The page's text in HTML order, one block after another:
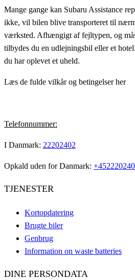
Mange gange kan Subaru Assistance
ikke, vil bilen blive transporteret til
værksted. Afhængigt af fejltypen, og
tilbydes du en udlejningsbil eller et
du har oplevet et uheld.
Læs de fulde vilkår og betingelser her
Telefonnummer:
I Danmark: 22202402
Opkald uden for Danmark:
TJENESTER
Kortopdatering
Brugte biler
Genbrug
Information on waste batteries
DINE PERSONDATA